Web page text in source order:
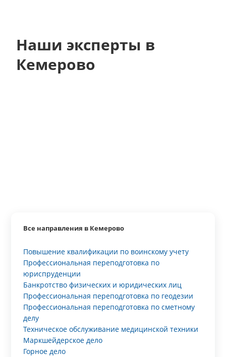
Наши эксперты в
Кемерово
Все направления в Кемерово
Повышение квалификации по воинскому учету
Профессиональная переподготовка по
юриспруденции
Банкротство физических и юридических лиц
Профессиональная переподготовка по геодезии
Профессиональная переподготовка по сметному
делу
Техническое обслуживание медицинской техники
Маркшейдерское дело
Горное дело